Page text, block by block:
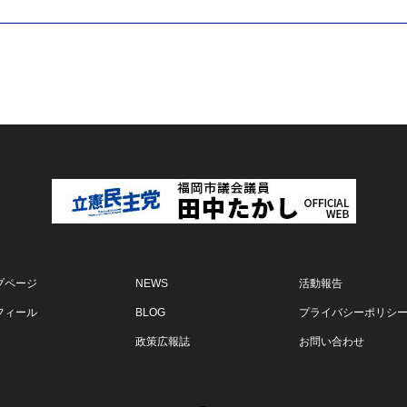
ページ
ィール
NEWS
BLOG
政策広報誌
活動報告
プライバシーポリシー
お問い合わせ